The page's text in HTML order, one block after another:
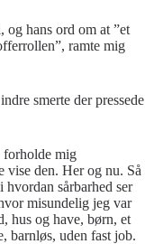
og hans ord om at ”et
ramte mig
smerte der pressede
forholde mig
vise den. Her og nu. Så
sårbarhed ser
misundelig jeg var
hus og have, børn, et
barnløs, uden fast job.